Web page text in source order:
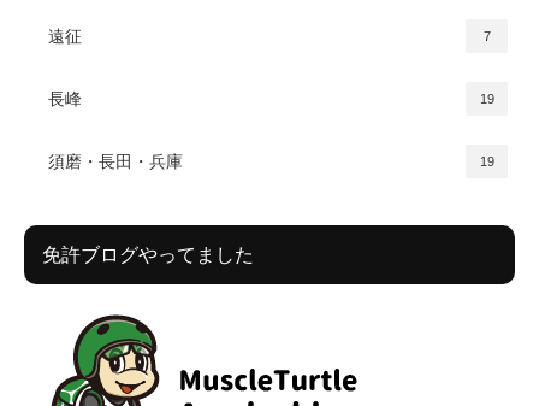
遠征 7
長峰 19
須磨・長田・兵庫 19
免許ブログやってました